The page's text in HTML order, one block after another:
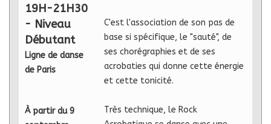
19H-21H30
- Niveau
Débutant
Ligne de danse
de Paris
À partir du 9
C'est l'association de son pas de
base si spécifique, le "sauté", de
ses chorégraphies et de ses
acrobaties qui donne cette énergie
et cette tonicité.
Très technique, le Rock